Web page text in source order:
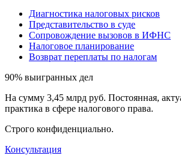
Диагностика налоговых рисков
Представительство в суде
Сопровождение вызовов в ИФНС
Налоговое планирование
Возврат переплаты по налогам
90% выигранных дел
На сумму 3,45 млрд руб. Постоянная,
практика в сфере налогового права.
Строго конфиденциально.
Консультация